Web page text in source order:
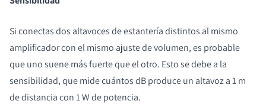
Si conectas dos altavoces de estantería distintos al mismo
amplificador con el mismo ajuste de volumen, es probable
que uno suene más fuerte que el otro. Esto se debe a la
sensibilidad, que mide cuántos dB produce un altavoz a 1 m
de distancia con 1 W de potencia.